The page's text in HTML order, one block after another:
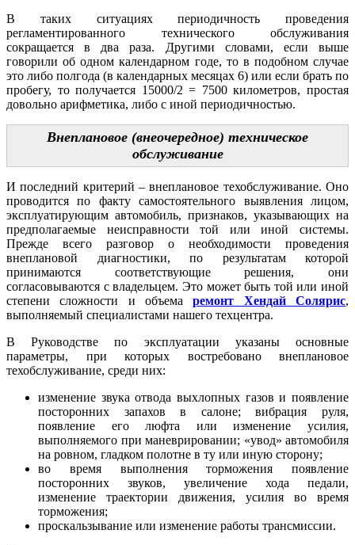
В таких ситуациях периодичность проведения
регламентированного технического обслуживания
сокращается в два раза. Другими словами, если выше
говорили об одном календарном годе, то в подобном случае
это либо полгода (в календарных месяцах 6) или если брать по
пробегу, то получается 15000/2 = 7500 километров, простая
довольно арифметика, либо с иной периодичностью.
Внеплановое (внеочередное) техническое
обслуживание
И последний критерий – внеплановое техобслуживание. Оно
проводится по факту самостоятельного выявления лицом,
эксплуатирующим автомобиль, признаков, указывающих на
предполагаемые неисправности той или иной системы.
Прежде всего разговор о необходимости проведения
внеплановой диагностики, по результатам которой
принимаются соответствующие решения, они
согласовываются с владельцем. Это может быть той или иной
степени сложности и объемаремонт Хендай Солярис,
выполняемый специалистами нашего техцентра.
В Руководстве по эксплуатации указаны основные
параметры, при которых востребовано внеплановое
техобслуживание, среди них:
изменение звука отвода выхлопных газов и появление
посторонних запахов в салоне; вибрация руля,
появление его люфта или изменение усилия,
выполняемого при маневрировании; «увод» автомобиля
на ровном, гладком полотне в ту или иную сторону;
во время выполнения торможения появление
посторонних звуков, увеличение хода педали,
изменение траектории движения, усилия во время
торможения;
проскальзывание или изменение работы трансмиссии.